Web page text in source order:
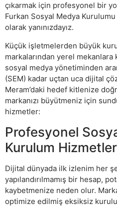
çıkarmak için profesyonel bir
Furkan Sosyal Medya
olarak yanınızdayız.
Küçük işletmelerden büyük
markalarından yerel
sosyal medya yönetiminden
(SEM) kadar uçtan uca dijital
Meram’daki hedef kitlenize
markanızı büyütmeniz için
hizmetler:
Profesyonel
Kurulum
Dijital dünyada ilk izlenim her
yapılandırılmamış bir hesap,
kaybetmenize neden olur.
optimize edilmiş eksiksiz